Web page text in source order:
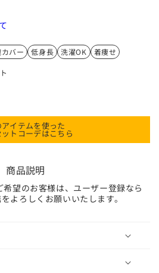
き
ま
バー 低身長 洗濯OK
着痩せ
アイテムを使った
トコーデはこちら
商品説明
望のお客様は、ユーザー登録なら
よろしくお願いいたします。